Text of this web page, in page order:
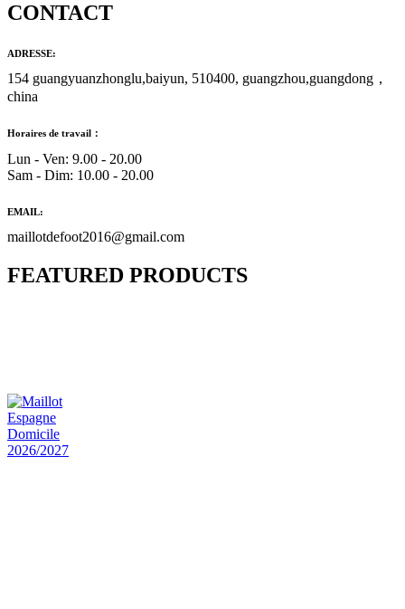
CONTACT
ADRESSE:
154 guangyuanzhonglu,baiyun, 510400, guangzhou,guangdong，
china
Horaires de travail：
Lun - Ven: 9.00 - 20.00
Sam - Dim: 10.00 - 20.00
EMAIL:
maillotdefoot2016@gmail.com
FEATURED PRODUCTS